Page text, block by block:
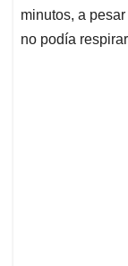
minutos, a
no podía